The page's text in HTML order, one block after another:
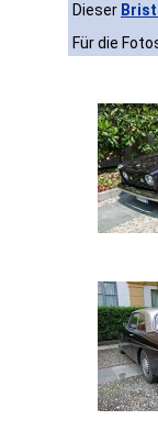
Dieser
Für die